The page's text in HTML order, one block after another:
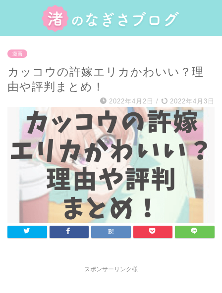
漫画
カッコウの許嫁エリカかわいい？理
由や評判まとめ！
2022年4月2日 / 2022年4月3日
スポンサーリンク様